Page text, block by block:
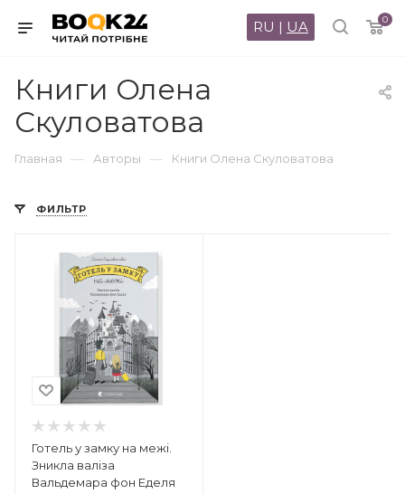
0
RU | UA
Книги Олена
Скуловатова
Главная — Авторы — Книги Олена Скуловатова
ФИЛЬТР
Готель у замку на межі.
Зникла валіза
Вальдемара фон Еделя